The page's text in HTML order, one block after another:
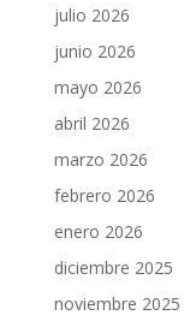
julio 2026
junio 2026
mayo 2026
abril 2026
marzo 2026
febrero 2026
enero 2026
diciembre 2025
noviembre 2025